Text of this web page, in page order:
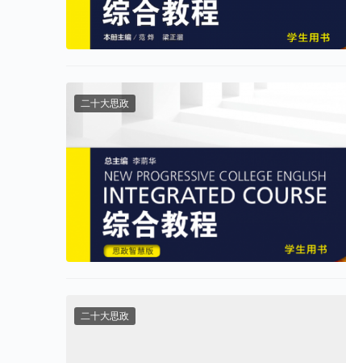
二十大思政
二十大思政